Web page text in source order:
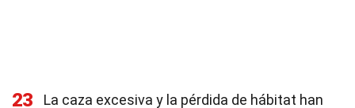
23
La caza excesiva y la pérdida de hábitat han